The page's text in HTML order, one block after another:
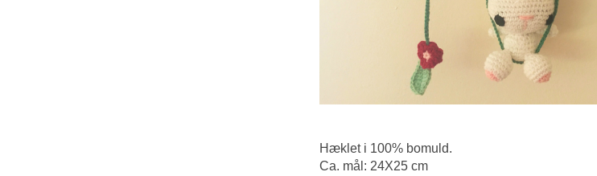
Hæklet i 100% bomuld.
Ca. mål: 24X25 cm